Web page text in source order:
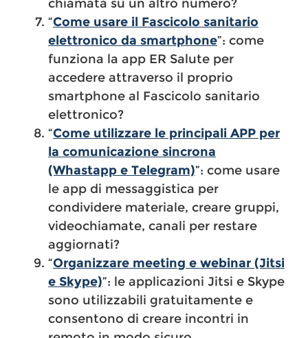
chiamata su un altro numero?
“Come usare il Fascicolo sanitario
elettronico da smartphone”: come
funziona la app ER Salute per
accedere attraverso il proprio
smartphone al Fascicolo sanitario
elettronico?
“Come utilizzare le principali APP per
la comunicazione sincrona
(Whastapp e Telegram)”: come usare
le app di messaggistica per
condividere materiale, creare gruppi,
videochiamate, canali per restare
aggiornati?
“Organizzare meeting e webinar (Jitsi
e Skype)”: le applicazioni Jitsi e Skype
sono utilizzabili gratuitamente e
consentono di creare incontri in